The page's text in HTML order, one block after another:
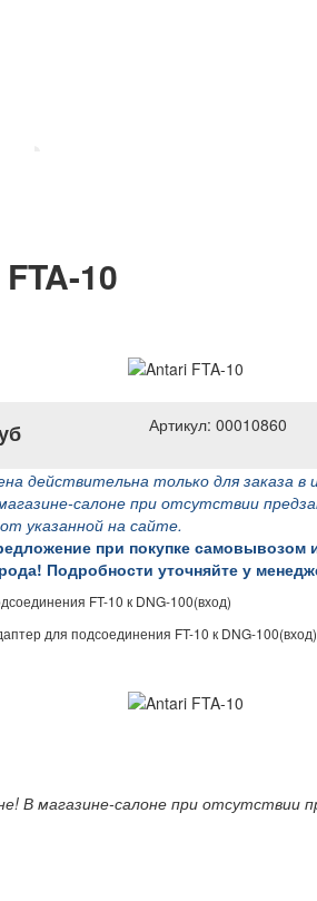
10
Артикул: 00010860
действительна только для заказа в
салоне при отсутствии
указанной на сайте.
при покупке самовывозом
Подробности уточняйте у
FT-10 к DNG-100(вход)
для подсоединения FT-10 к DNG-100(вход)
В магазине-салоне при отсутствии